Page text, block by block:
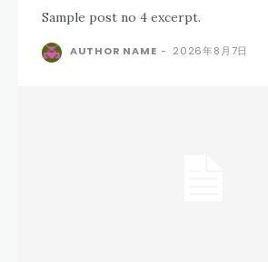
Sample post no 4 excerpt.
AUTHOR NAME - 2026年8月7日